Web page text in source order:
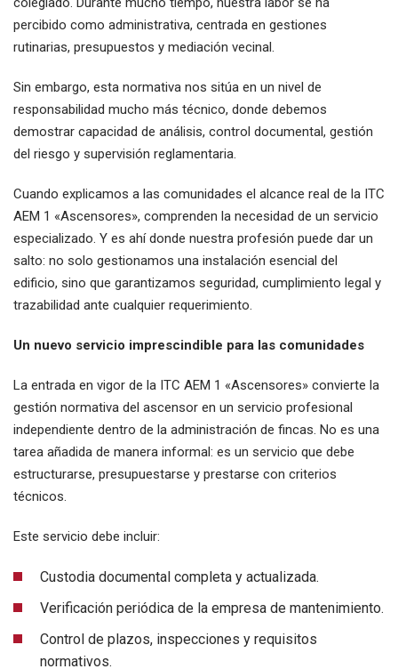
percibido como administrativa, centrada en gestiones
rutinarias, presupuestos y mediación vecinal.
Sin embargo, esta normativa nos sitúa en un nivel de
responsabilidad mucho más técnico, donde debemos
demostrar capacidad de análisis, control documental, gestión
del riesgo y supervisión reglamentaria.
Cuando explicamos a las comunidades el alcance real de la ITC
AEM 1 «Ascensores», comprenden la necesidad de un servicio
especializado. Y es ahí donde nuestra profesión puede dar un
salto: no solo gestionamos una instalación esencial del
edificio, sino que garantizamos seguridad, cumplimiento legal y
trazabilidad ante cualquier requerimiento.
Un nuevo servicio imprescindible para las comunidades
La entrada en vigor de la ITC AEM 1 «Ascensores» convierte la
gestión normativa del ascensor en un servicio profesional
independiente dentro de la administración de fincas. No es una
tarea añadida de manera informal: es un servicio que debe
estructurarse, presupuestarse y prestarse con criterios
técnicos.
Este servicio debe incluir:
Custodia documental completa y actualizada.
Verificación periódica de la empresa de mantenimiento.
Control de plazos, inspecciones y requisitos
normativos.